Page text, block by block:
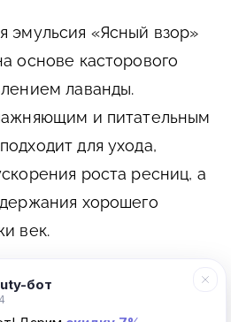
эмульсия «Ясный взор»
основе касторового
лаванды.
и питательным
для ухода,
роста ресниц, а
хорошего
век.
Expert от известного
косметики, которую
бот